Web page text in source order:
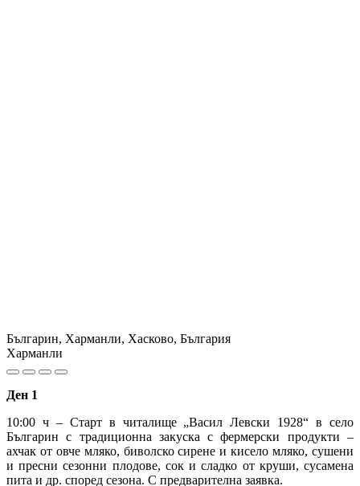
Българин, Харманли, Хасково, България
Харманли
Ден 1
10:00 ч – Старт в читалище „Васил Левски 1928“ в село
Българин с традиционна закуска с фермерски продукти –
ахчак от овче мляко, биволско сирене и кисело мляко, сушени
и пресни сезонни плодове, сок и сладко от круши, сусамена
пита и др. според сезона. С предварителна заявка.